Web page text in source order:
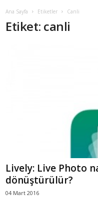
Ana Sayfa Etiketler Canli
Etiket: canli
Lively: Live Photo
dönüştürülür?
04 Mart 2016